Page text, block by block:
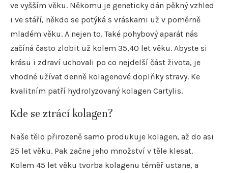
ve vyšším věku. Někomu je geneticky dán pěkný vzhled
i ve stáří, někdo se potýká s vráskami už v poměrně
mladém věku. A nejen to. Také pohybový aparát nás
začíná často zlobit už kolem 35,40 let věku. Abyste si
krásu i zdraví uchovali po co nejdelší část života, je
vhodné užívat denně kolagenové doplňky stravy. Ke
kvalitním patří hydrolyzovaný kolagen Cartylis.
Kde se ztrácí kolagen?
Naše tělo přirozeně samo produkuje kolagen, až do asi
25 let věku. Pak začne jeho množství v těle klesat.
Kolem 45 let věku tvorba kolagenu téměř ustane, a